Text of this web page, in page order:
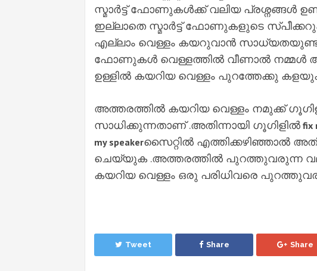
സ്മാർട്ട് ഫോണുകൾക്ക് വലിയ പ്രശ്നങ്ങൾ
ഇല്ലാതെ സ്മാർട്ട് ഫോണുകളുടെ
എല്ലാം വെള്ളം കയറുവാൻ സാധ്യതയുണ്ട് .
ഫോണുകൾ വെള്ളത്തിൽ വീണാൽ നമ്മൾ
ഉള്ളിൽ കയറിയ വെള്ളം പുറത്തേക്കു
അത്തരത്തിൽ കയറിയ വെള്ളം നമുക്ക്
സാധിക്കുന്നതാണ് .അതിന്നായി ഗൂഗിളിൽ fix
my speakerസൈറ്റിൽ എത്തിക്കഴിഞ്ഞാൽ
ചെയ്യുക .അത്തരത്തിൽ പുറത്തുവരുന്ന
കയറിയ വെള്ളം ഒരു പരിധിവരെ
Tweet Share Share